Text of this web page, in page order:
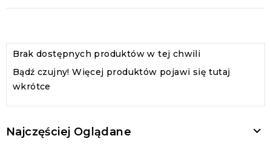
Brak dostępnych produktów w tej chwili
Bądź czujny! Więcej produktów pojawi się tutaj
wkrótce
Najczęściej Oglądane 